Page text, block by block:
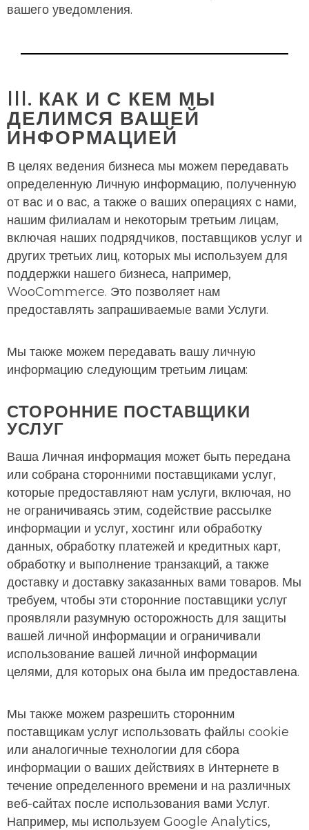
вашего уведомления.
III. КАК И С КЕМ МЫ
ДЕЛИМСЯ ВАШЕЙ
ИНФОРМАЦИЕЙ
В целях ведения бизнеса мы можем передавать
определенную Личную информацию, полученную
от вас и о вас, а также о ваших операциях с нами,
нашим филиалам и некоторым третьим лицам,
включая наших подрядчиков, поставщиков услуг и
других третьих лиц, которых мы используем для
поддержки нашего бизнеса, например,
WooCommerce. Это позволяет нам
предоставлять запрашиваемые вами Услуги.
Мы также можем передавать вашу личную
информацию следующим третьим лицам:
СТОРОННИЕ ПОСТАВЩИКИ
УСЛУГ
Ваша Личная информация может быть передана
или собрана сторонними поставщиками услуг,
которые предоставляют нам услуги, включая, но
не ограничиваясь этим, содействие рассылке
информации и услуг, хостинг или обработку
данных, обработку платежей и кредитных карт,
обработку и выполнение транзакций, а также
доставку и доставку заказанных вами товаров. Мы
требуем, чтобы эти сторонние поставщики услуг
проявляли разумную осторожность для защиты
вашей личной информации и ограничивали
использование вашей личной информации
целями, для которых она была им предоставлена.
Мы также можем разрешить сторонним
поставщикам услуг использовать файлы cookie
или аналогичные технологии для сбора
информации о ваших действиях в Интернете в
течение определенного времени и на различных
веб-сайтах после использования вами Услуг.
Например, мы используем Google Analytics,